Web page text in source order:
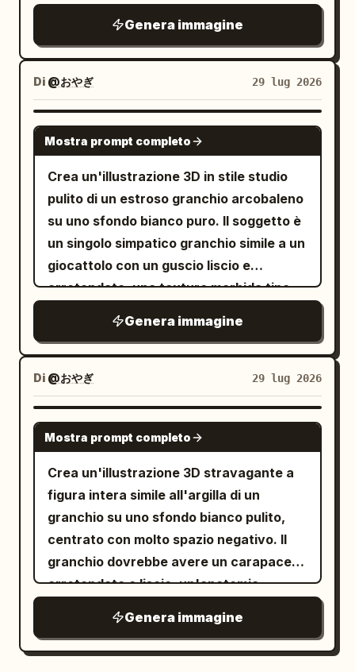
con un tendone per eventi blu e bianco
sulla sinistra, un moderno edificio grigio
sullo sfondo, un cartello verticale blu
sulla destra con testo ospedaliero
giapponese e alcuni pedoni sfocati sullo
sfondo. Usa una profondità di campo
ridotta, luce solare naturale, cuciture
del tessuto realistiche, texture di
peluche, ombre morbide e un'atmosfera
da foto promozionale spontanea.
Nessun personaggio extra in primo
piano, nessuna filigrana, nessuna testa
o piede tagliato.
2:3, con un bordo esterno nero spesso e
quattro vignette orizzontali sovrapposte
separate da spaziature marcate. Stile
visivo: Dettagliato stile manga seinen
giapponese, ombreggiatura con retini
(screentone), prospettiva d'ufficio
pulita, volti espressivi, linee cinetiche
drammatiche e nuvolette di dialogo
frastagliate. Alto contrasto nell'ultima
vignetta. Nessun colore. Ambientazione:
Un moderno ufficio giapponese open-
space con file di scrivanie, monitor,
tastiere, raccoglitori, scaffali, divisori,
finestre, atmosfera aziendale con luci al
neon e scartoffie. Il criceto ha una
postazione da ufficio in miniatura sulla
scrivania. Soggetti principali: Utilizzare
esattamente tre personaggi ricorrenti: 1)
un giovane impiegato giapponese in
righe, capelli neri corti, seduto a una
grande scrivania con un computer; 2) un
piccolo criceto soffice, carino ma serio,
seduto su una minuscola sedia da ufficio
a una scrivania in miniatura con monitor,
minuscoli; 3) un rabbioso capo di mezza
età in giacca e cravatta, occhiali, volto
severo, seduto o in piedi a una scrivania
Genera immagine
Di @おやぎ 29 lug 2026
GPT IMAGE 2
Mostra prompt completo
Crea un'illustrazione 3D in stile studio
pulito di un estroso granchio arcobaleno
su uno sfondo bianco puro. Il soggetto è
un singolo simpatico granchio simile a un
giocattolo con un guscio liscio e
arrotondato, una texture morbida tipo
ombreggiatura sottosuperficiale e
gradienti iridescenti pastello che
sfumano tra
ciano, turchese, rosa, viola, giallo,
arancione e verde lime
. Mettilo in posa di tre quarti rivolto
leggermente verso sinistra, con il corpo
centrato e molto spazio bianco vuoto
attorno. Includi esattamente 2 peduncoli
oculari sollevati con piccoli occhi scuri e
lucidi, esattamente 2 grandi chele: la
chela sinistra sollevata in alto sopra il
granchio e aperta, la chela destra in
avanti e più in basso, curva verso
segmentate, 4 per lato, realizzate con
Genera immagine
Di @おやぎ 29 lug 2026
GPT IMAGE 2
Mostra prompt completo
Crea un'illustrazione 3D stravagante a
figura intera simile all'argilla di un
granchio su uno sfondo bianco pulito,
centrato con molto spazio negativo. Il
granchio dovrebbe avere un carapace
arrotondato e liscio, un'anatomia
con gradiente arcobaleno dai colori
sfumati: rosa acceso, magenta,
Genera immagine